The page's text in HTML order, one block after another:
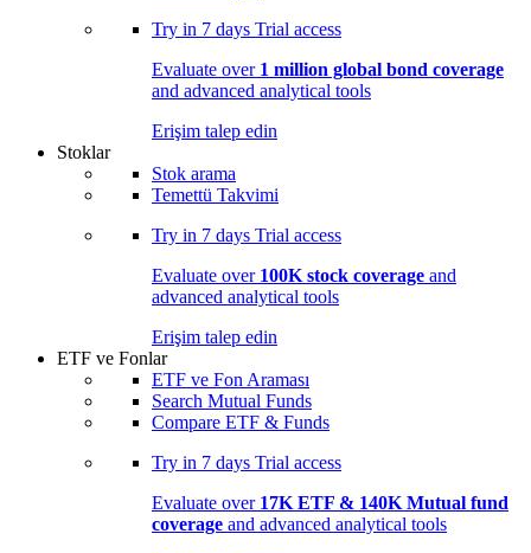
Try in 7 days Trial access
Evaluate over 1 million global bond coverage
and advanced analytical tools
Erişim talep edin
Stoklar
Stok arama
Temettü Takvimi
Try in 7 days Trial access
Evaluate over 100K stock coverage and
advanced analytical tools
Erişim talep edin
ETF ve Fonlar
ETF ve Fon Araması
Search Mutual Funds
Compare ETF & Funds
Try in 7 days Trial access
Evaluate over 17K ETF & 140K Mutual fund
coverage and advanced analytical tools